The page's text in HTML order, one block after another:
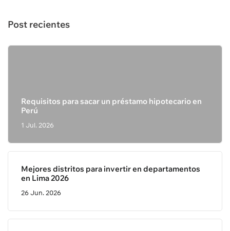
Post recientes
Requisitos para sacar un préstamo hipotecario en
Perú
1 Jul. 2026
Mejores distritos para invertir en departamentos
en Lima 2026
26 Jun. 2026